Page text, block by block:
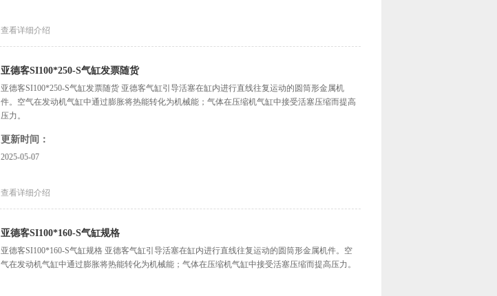
查看详细介绍
亚德客SI100*250-S气缸发票随货
亚德客SI100*250-S气缸发票随货 亚德客气缸引导活塞在缸内进行直线往复运动的圆筒形金属机
件。空气在发动机气缸中通过膨胀将热能转化为机械能；气体在压缩机气缸中接受活塞压缩而提高
压力。
更新时间：
2025-05-07
查看详细介绍
亚德客SI100*160-S气缸规格
亚德客SI100*160-S气缸规格 亚德客气缸引导活塞在缸内进行直线往复运动的圆筒形金属机件。空
气在发动机气缸中通过膨胀将热能转化为机械能；气体在压缩机气缸中接受活塞压缩而提高压力。